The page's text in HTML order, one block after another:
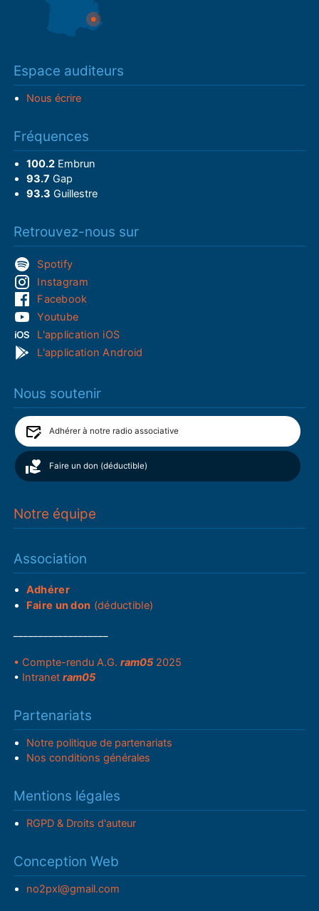
Espace auditeurs
Nous écrire
Fréquences
100.2Embrun
93.7 Gap
93.3 Guillestre
Retrouvez-nous sur
Spotify
Instagram
Facebook
Youtube
L'application iOS
L'application Android
Nous soutenir
Adhérer à notre radio associative
Faire un don (déductible)
Notre équipe
Association
Adhérer
Faire un don (déductible)
• Compte-rendu A.G.ram05 2025
• Intranetram05
Partenariats
Notre politique de partenariats
Nos conditions générales
Mentions légales
RGPD & Droits d'auteur
Conception Web
no2pxl@gmail.com